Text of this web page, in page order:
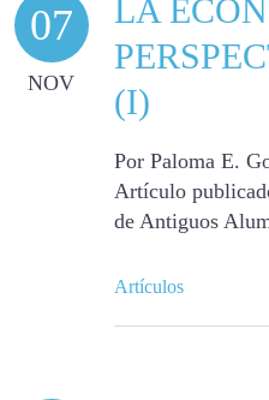
07
NOV
LA
(I)
Por Paloma E.
Artículo
de Antiguos
Artículos